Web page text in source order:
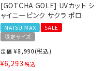
[GOTCHA GOLF] UVカット シ
ャイニーピンク サクラ ポロ
NATSU MAX
SALE
限定サイズ
定価 ¥8,990(税込)
¥6,293 税込